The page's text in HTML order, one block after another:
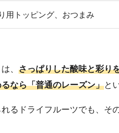
用トッピング、おつまみ
、 さっぱりした酸味と彩り
なら「普通のレーズン」と
るドライフルーツでも、そ